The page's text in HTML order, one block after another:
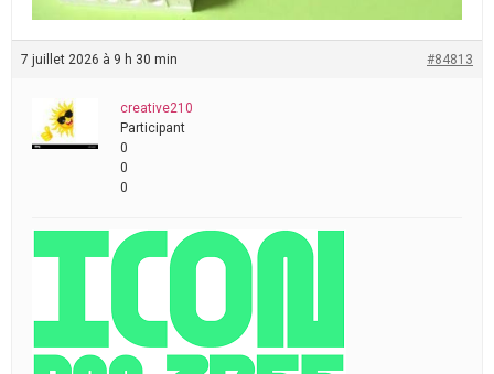
7 juillet 2026 à 9 h 30 min #84813
creative210
Participant
0
0
0